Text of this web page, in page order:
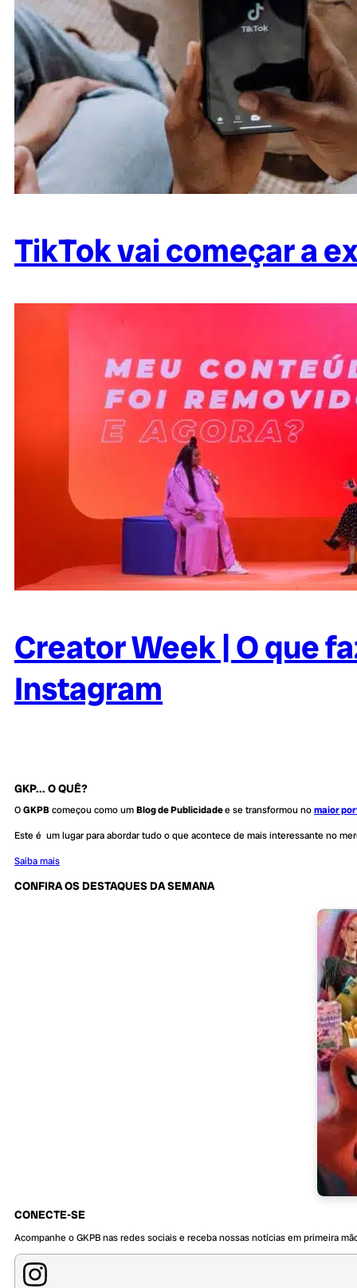
TikTok vai começar a
Creator Week | O que
Instagram
GKP... O QUÊ?
OGKPBcomeçou como umBlog de Publicidadee se transformou nomaior
Este é um lugar para abordar tudo o que acontece de mais interessante no
Saiba mais
CONFIRA OS DESTAQUES DA SEMANA
CONECTE-SE
Acompanhe o GKPB nas redes sociais e receba nossas notícias em primeira